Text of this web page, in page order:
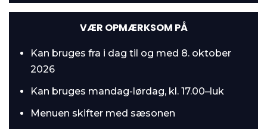
VÆR OPMÆRKSOM PÅ
Kan bruges fra i dag til og med 8. oktober
2026
Kan bruges mandag-lørdag, kl. 17.00–luk
Menuen skifter med sæsonen